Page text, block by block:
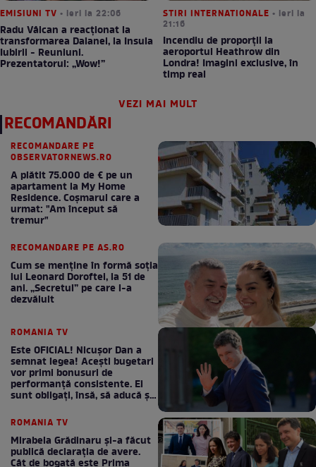
EMISIUNI TV • ieri la 22:06
Radu Vâlcan a reacționat la
transformarea Daianei, la Insula
Iubirii - Reuniuni.
Prezentatorul: „Wow!”
STIRI INTERNATIONALE • ieri la
21:16
Incendiu de proporții la
aeroportul Heathrow din
Londra! Imagini exclusive, în
timp real
VEZI MAI MULT
RECOMANDĂRI
RECOMANDARE PE
OBSERVATORNEWS.RO
A plătit 75.000 de € pe un
apartament la My Home
Residence. Coşmarul care a
urmat: "Am început să
tremur"
RECOMANDARE PE AS.RO
Cum se menţine în formă soţia
lui Leonard Doroftei, la 51 de
ani. „Secretul” pe care l-a
dezvăluit
ROMANIA TV
Este OFICIAL! Nicușor Dan a
semnat legea! Acești bugetari
vor primi bonusuri de
performanță consistente. Ei
sunt obligați, însă, să aducă și
ROMANIA TV
Mirabela Grădinaru și-a făcut
publică declarația de avere.
Cât de bogată este Prima